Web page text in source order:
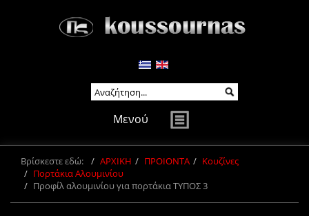
Μενού
Βρίσκεστε εδώ: ΑΡΧΙΚΗ ΠΡΟΙΟΝΤΑ
Κουζίνες
Πορτάκια Αλουμινίου
Προφίλ αλουμινίου για πορτάκια ΤΥΠΟΣ 3